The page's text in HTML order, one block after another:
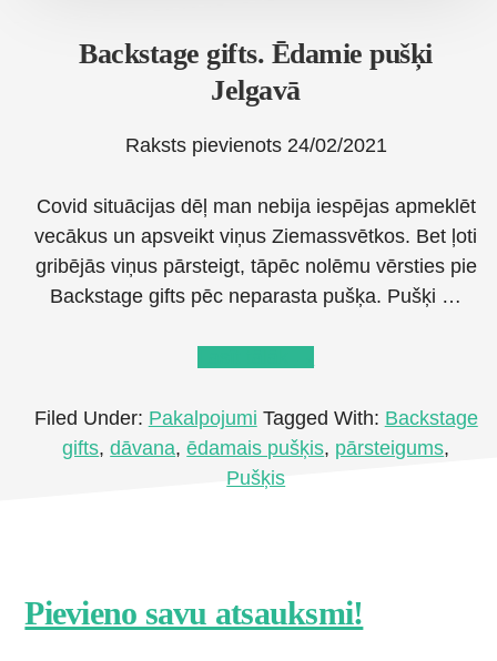
Backstage gifts. Ēdamie pušķi
Jelgavā
Raksts pievienots 24/02/2021
Covid situācijas dēļ man nebija iespējas apmeklēt
vecākus un apsveikt viņus Ziemassvētkos. Bet ļoti
gribējās viņus pārsteigt, tāpēc nolēmu vērsties pie
Backstage gifts pēc neparasta pušķa. Pušķi …
gifts.
Ēdamie
Filed Under: Pakalpojumi Tagged With: Backstage
gifts,dāvana,ēdamais pušķis, pārsteigums,
Pušķis
Footer
Pievieno savu atsauksmi!